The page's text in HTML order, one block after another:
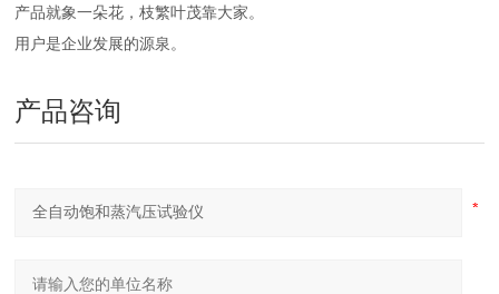
产品就象一朵花，枝繁叶茂靠大家。
用户是企业发展的源泉。
产品咨询